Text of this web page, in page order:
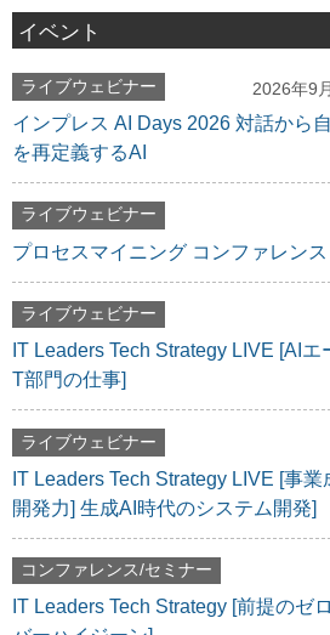
イベント
ライブウェビナー 2026年9
インプレス AI Days 2026 対話から
を再定義するAI
ライブウェビナー
プロセスマイニング コンファレン
ライブウェビナー
IT Leaders Tech Strategy LIVE [AIエ
T部門の仕事]
ライブウェビナー
IT Leaders Tech Strategy LIVE [事
開発力] 生成AI時代のシステム開発]
コンファレンス/セミナー
IT Leaders Tech Strategy [前提のゼ